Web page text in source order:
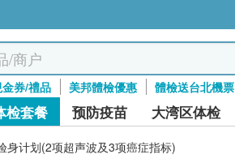
券/禮品 美邦體檢優惠 體檢送台北機票
检套餐 预防疫苗 大湾区体检
身计划(2项超声波及3项癌症指标)